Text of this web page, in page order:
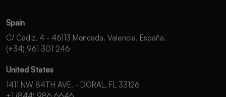
Spain
C/ Cádiz, 4 - 46113 Moncada. Valencia, España.
(+34) 961 301 246
United States
1411 NW 84TH AVE. - DORAL, FL 33126